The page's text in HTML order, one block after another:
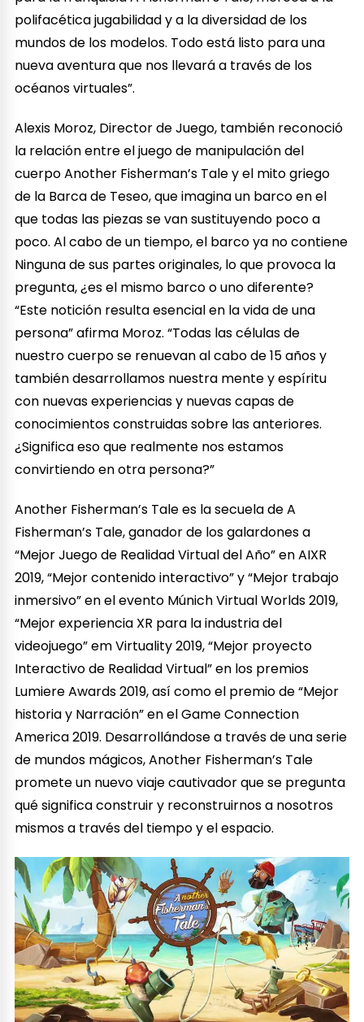
polifacética jugabilidad y a la diversidad de los
mundos de los modelos. Todo está listo para una
nueva aventura que nos llevará a través de los
océanos virtuales”.
Alexis Moroz, Director de Juego, también reconoció
la relación entre el juego de manipulación del
cuerpo Another Fisherman’s Tale y el mito griego
de la Barca de Teseo, que imagina un barco en el
que todas las piezas se van sustituyendo poco a
poco. Al cabo de un tiempo, el barco ya no contiene
Ninguna de sus partes originales, lo que provoca la
pregunta, ¿es el mismo barco o uno diferente?
“Este notición resulta esencial en la vida de una
persona” afirma Moroz. “Todas las células de
nuestro cuerpo se renuevan al cabo de 15 años y
también desarrollamos nuestra mente y espíritu
con nuevas experiencias y nuevas capas de
conocimientos construidas sobre las anteriores.
¿Significa eso que realmente nos estamos
convirtiendo en otra persona?”
Another Fisherman’s Tale es la secuela de A
Fisherman’s Tale, ganador de los galardones a
“Mejor Juego de Realidad Virtual del Año” en AIXR
2019, “Mejor contenido interactivo” y “Mejor trabajo
inmersivo” en el evento Múnich Virtual Worlds 2019,
“Mejor experiencia XR para la industria del
videojuego” em Virtuality 2019, “Mejor proyecto
Interactivo de Realidad Virtual” en los premios
Lumiere Awards 2019, así como el premio de “Mejor
historia y Narración” en el Game Connection
America 2019. Desarrollándose a través de una serie
de mundos mágicos, Another Fisherman’s Tale
promete un nuevo viaje cautivador que se pregunta
qué significa construir y reconstruirnos a nosotros
mismos a través del tiempo y el espacio.